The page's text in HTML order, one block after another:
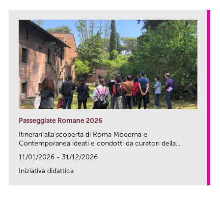
Passeggiate Romane 2026
Itinerari alla scoperta di Roma Moderna e
Contemporanea ideati e condotti da curatori della...
11/01/2026 - 31/12/2026
Iniziativa didattica